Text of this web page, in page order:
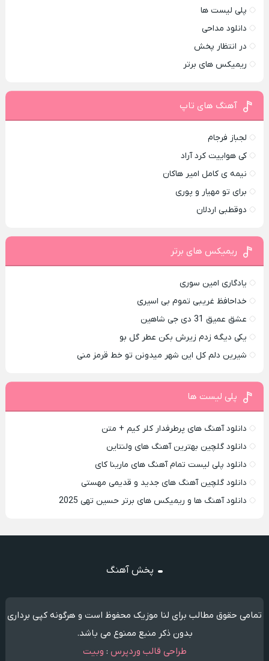
پلی لیست ها
دانلود مداحی
در انتظار پخش
ریمیکس های برتر
آهنگ های تاپ
لجباز فرجام
کی هواییت کرد آراد
نیمه ی کامل امیر هاکان
برای تو مهیار و پوری
دوقطبی اردلان
ریمیکس های برتر
یادگاری امین سوری
خداحافظ غریبی تموم بی اسیری
عشق عمیق 31 دی جی شاهین
یکی دیگه زدم زیرش بکن عطر گل بو
شیرین دلم کل این شهر میدونن تو خط قرمز منی
پلی لیست ها
دانلود آهنگ های پرطرفدار کلر کیم + متن
دانلود گلچین بهترین آهنگ های ولنتاین
دانلود پلی لیست تمام آهنگ های مارینا کای
دانلود گلچین آهنگ های جدید و قدیمی مهستی
دانلود آهنگ ها و ریمیکس های برتر حسین تهی 2025
پخش آهنگ
تمامی حقوق مطالب برای لنا موزیک محفوظ است و هرگونه کپی برداری
بدون ذکر منبع ممنوع می باشد.
طراحی قالب وردپرس : وبیت